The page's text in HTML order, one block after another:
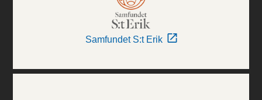
Samfundet S:t Erik